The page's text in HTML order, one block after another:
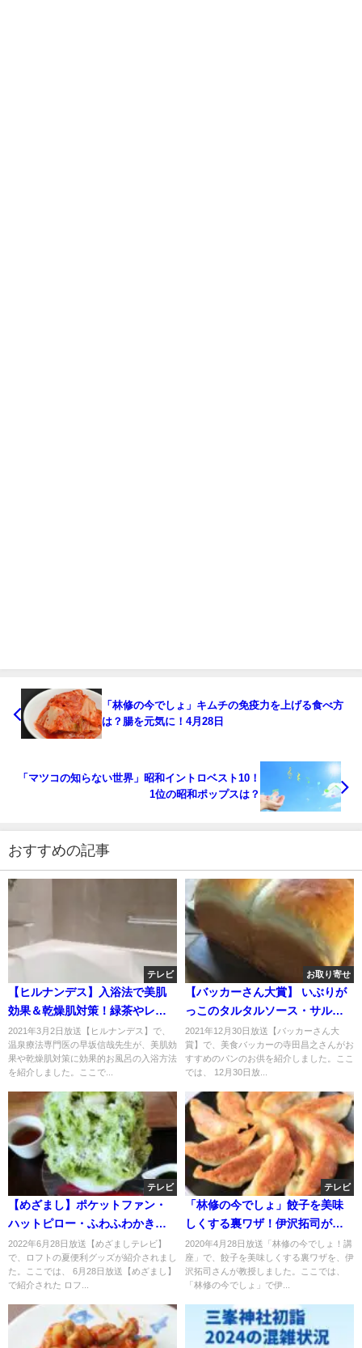
「林修の今でしょ」キムチの免疫力を上げる食べ方
は？腸を元気に！4月28日
「マツコの知らない世界」昭和イントロベスト10！
1位の昭和ポップスは？
おすすめの記事
テレビ
【ヒルナンデス】入浴法で美肌
効果＆乾燥肌対策！緑茶やレモ
ン汁？2021年3月2日
2021年3月2日放送【ヒルナンデス】で、
温泉療法専門医の早坂信哉先生が、美肌効
果や乾燥肌対策に効果的お風呂の入浴方法
を紹介しました。ここで...
お取り寄せ
【バッカーさん大賞】 いぶりが
っこのタルタルソース・サルサ
ベルデ・塗って焼いたらカレー
パンのお取り寄せ！12月30日
2021年12月30日放送【バッカーさん大
賞】で、美食バッカーの寺田昌之さんがお
すすめのパンのお供を紹介しました。ここ
では、 12月30日放...
テレビ
【めざまし】ポケットファン・
ハットピロー・ふわふわかき氷
コードレスのお取り寄せは？
2022年6月28日放送【めざましテレビ】
で、ロフトの夏便利グッズが紹介されまし
た。ここでは、 6月28日放送【めざまし】
で紹介された ロフ...
テレビ
「林修の今でしょ」餃子を美味
しくする裏ワザ！伊沢拓司が教
授！
2020年4月28日放送「林修の今でしょ！講
座」で、餃子を美味しくする裏ワザを、伊
沢拓司さんが教授しました。ここでは、
「林修の今でしょ」で伊...